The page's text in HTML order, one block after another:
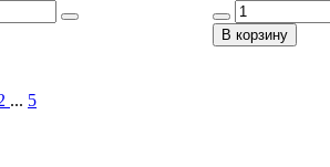
В корзину
... 5